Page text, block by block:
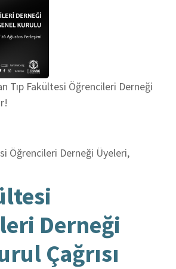
Tıp Fakültesi Öğrencileri Derneği
Öğrencileri Derneği Üyeleri,
Derneği
Çağrısı